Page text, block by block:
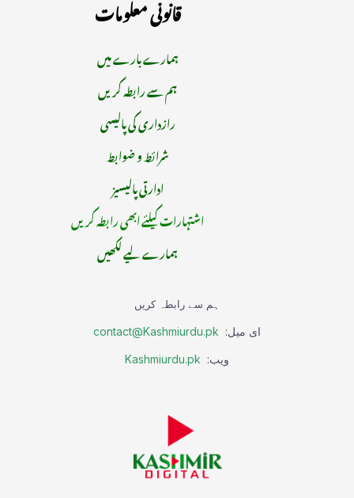
قانونی معلومات
ہمارے بارے میں
ہم سے رابطہ کریں
رازداری کی پالیسی
شرائط و ضوابط
ادارتی پالیسیز
اشتہارات کیلئے ابھی رابطہ کریں
ہمارے لیے لکھیں
ہم سے رابطہ کریں
ای میل: contact@Kashmiurdu.pk
ویب: Kashmiurdu.pk